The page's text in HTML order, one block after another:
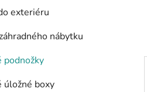
exteriéru
nábytku
podnožky
úložné boxy